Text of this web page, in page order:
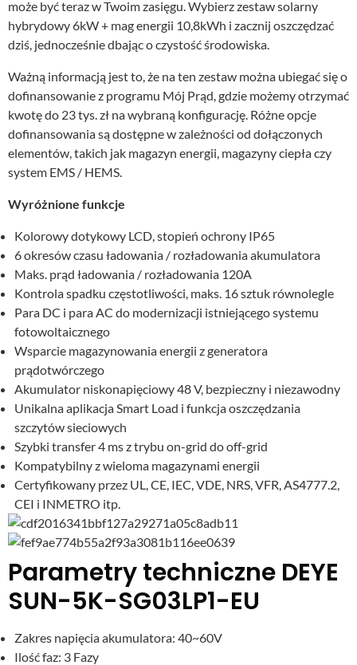
może być teraz w Twoim zasięgu. Wybierz zestaw solarny
hybrydowy 6kW + mag energii 10,8kWh i zacznij oszczędzać
dziś, jednocześnie dbając o czystość środowiska.
Ważną informacją jest to, że na ten zestaw można ubiegać się o
dofinansowanie z programu Mój Prąd, gdzie możemy otrzymać
kwotę do 23 tys. zł na wybraną konfigurację. Różne opcje
dofinansowania są dostępne w zależności od dołączonych
elementów, takich jak magazyn energii, magazyny ciepła czy
system EMS / HEMS.
Wyróżnione funkcje
Kolorowy dotykowy LCD, stopień ochrony IP65
6 okresów czasu ładowania / rozładowania akumulatora
Maks. prąd ładowania / rozładowania 120A
Kontrola spadku częstotliwości, maks. 16 sztuk równolegle
Para DC i para AC do modernizacji istniejącego systemu
fotowoltaicznego
Wsparcie magazynowania energii z generatora
prądotwórczego
Akumulator niskonapięciowy 48 V, bezpieczny i niezawodny
Unikalna aplikacja Smart Load i funkcja oszczędzania
szczytów sieciowych
Szybki transfer 4 ms z trybu on-grid do off-grid
Kompatybilny z wieloma magazynami energii
Certyfikowany przez UL, CE, IEC, VDE, NRS, VFR, AS4777.2,
CEI i INMETRO itp.
Parametry techniczne DEYE
SUN-5K-SG03LP1-EU
Zakres napięcia akumulatora: 40~60V
Ilość faz: 3 Fazy